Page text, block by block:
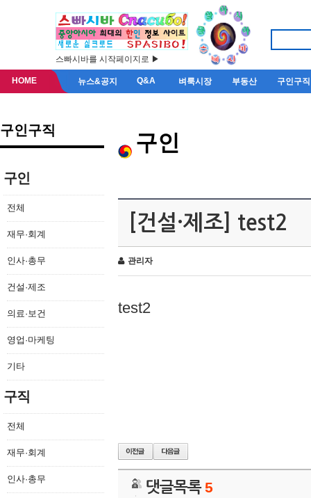
스빠시바를 시작페이지로 ▶
HOME 뉴스&공지 Q&A 벼룩시장 부동산 구인구직
구인구직
구인
전체
재무·회계
인사·총무
건설·제조
의료·보건
영업·마케팅
기타
구직
전체
재무·회계
인사·총무
구인
[건설·제조] test2
관리자
test2
댓글목록5